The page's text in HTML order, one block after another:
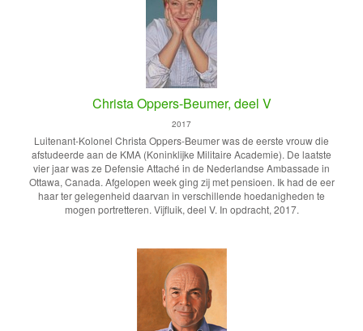
Christa Oppers-Beumer, deel V
2017
Luitenant-Kolonel Christa Oppers-Beumer was de eerste vrouw die
afstudeerde aan de KMA (Koninklijke Militaire Academie). De laatste
vier jaar was ze Defensie Attaché in de Nederlandse Ambassade in
Ottawa, Canada. Afgelopen week ging zij met pensioen. Ik had de eer
haar ter gelegenheid daarvan in verschillende hoedanigheden te
mogen portretteren. Vijfluik, deel V. In opdracht, 2017.